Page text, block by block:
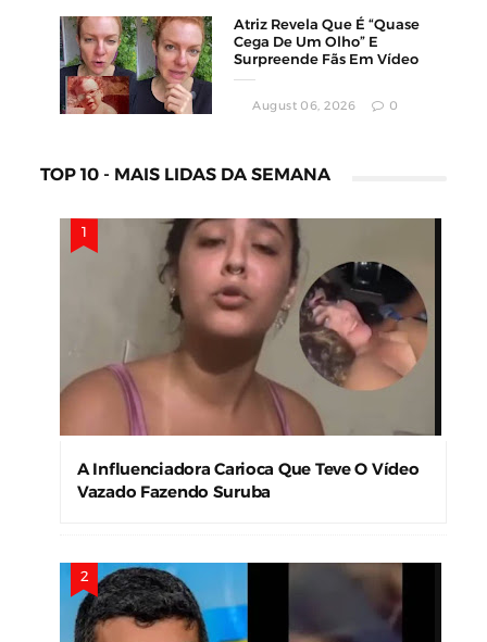
Atriz Revela Que É “Quase
Cega De Um Olho” E
Surpreende Fãs Em Vídeo
August 06, 2026 0
TOP 10 - MAIS LIDAS DA SEMANA
A Influenciadora Carioca Que Teve O Vídeo
Vazado Fazendo Suruba